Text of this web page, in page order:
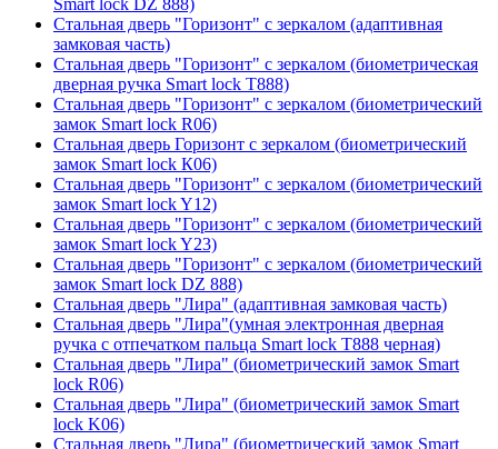
Стальная дверь "Горизонт" с зеркалом (адаптивная
замковая часть)
Стальная дверь "Горизонт" с зеркалом (биометрическая
дверная ручка Smart lock T888)
Стальная дверь "Горизонт" с зеркалом (биометрический
замок Smart lock R06)
Стальная дверь Горизонт с зеркалом (биометрический
замок Smart lock К06)
Стальная дверь "Горизонт" с зеркалом (биометрический
замок Smart lock Y12)
Стальная дверь "Горизонт" с зеркалом (биометрический
замок Smart lock Y23)
Стальная дверь "Горизонт" с зеркалом (биометрический
замок Smart lock DZ 888)
Стальная дверь "Лира" (адаптивная замковая часть)
Стальная дверь "Лира"(умная электронная дверная
ручка с отпечатком пальца Smart lock T888 черная)
Стальная дверь "Лира" (биометрический замок Smart
lock R06)
Стальная дверь "Лира" (биометрический замок Smart
lock K06)
Стальная дверь "Лира" (биометрический замок Smart